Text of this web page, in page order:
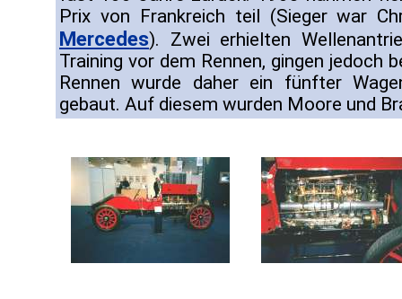
Prix von Frankreich teil (Sieger war
Mercedes). Zwei erhielten
Training vor dem Rennen, gingen jedoch
Rennen wurde daher ein fünfter
gebaut. Auf diesem wurden Moore und